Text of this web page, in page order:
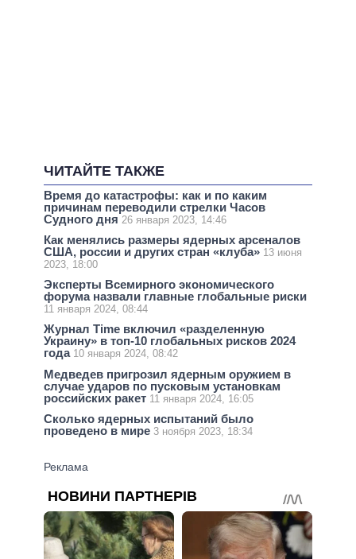
ЧИТАЙТЕ ТАКЖЕ
Время до катастрофы: как и по каким
причинам переводили стрелки Часов
Судного дня 26 января 2023, 14:46
Как менялись размеры ядерных арсеналов
США, россии и других стран «клуба» 13 июня
2023, 18:00
Эксперты Всемирного экономического
форума назвали главные глобальные риски
11 января 2024, 08:44
Журнал Time включил «разделенную
Украину» в топ-10 глобальных рисков 2024
года 10 января 2024, 08:42
Медведев пригрозил ядерным оружием в
случае ударов по пусковым установкам
российских ракет 11 января 2024, 16:05
Сколько ядерных испытаний было
проведено в мире 3 ноября 2023, 18:34